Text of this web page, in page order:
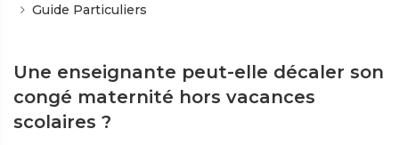
Guide Particuliers
Une enseignante peut-elle décaler son
congé maternité hors vacances
scolaires ?